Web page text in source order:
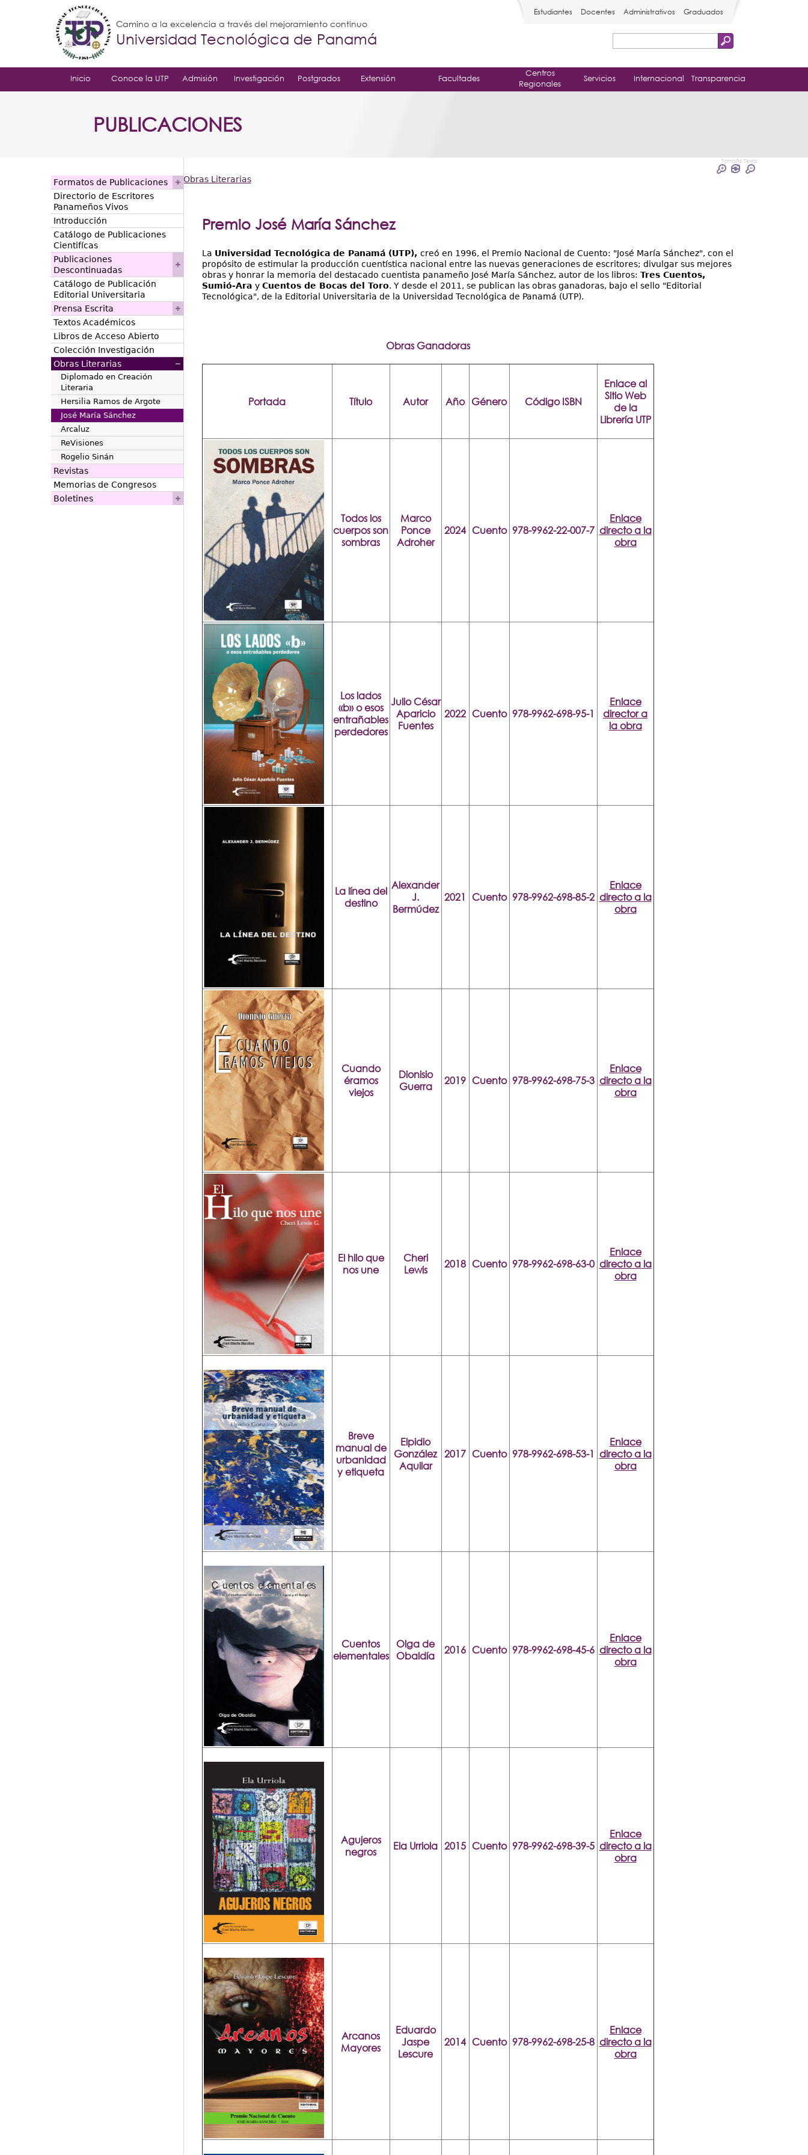
de
Estudiantes Docentes Administrativos Graduados
Camino a la excelencia a través del mejoramiento continuo
Universidad Tecnológica de Panamá
Inicio Conoce la UTP Admisión Investigación Postgrados Extensión Facultades
Centros
Regionales
Servicios Internacional Transparencia
PUBLICACIONES
Tamaño Texto
está
Obras Literarias
Premio José María Sánchez
La Universidad Tecnológica de Panamá (UTP), creó en 1996, el Premio Nacional de Cuento: "José María Sánchez", con el
propósito de estimular la producción cuentística nacional entre las nuevas generaciones de escritores; divulgar sus mejores
obras y honrar la memoria del destacado cuentista panameño José María Sánchez, autor de los libros: Tres Cuentos,
Sumió-Ara y Cuentos de Bocas del Toro. Y desde el 2011, se publican las obras ganadoras, bajo el sello "Editorial
Tecnológica", de la Editorial Universitaria de la Universidad Tecnológica de Panamá (UTP).
Obras Ganadoras
Portada Título Autor Año Género Código ISBN
Enlace al
Sitio Web
de la
Librería UTP
Todos los
cuerpos son
sombras
Marco
Ponce
Adroher
2024 Cuento 978-9962-22-007-7
Enlace
directo a la
obra
Los lados
«b» o esos
entrañables
perdedores
Julio César
Aparicio
Fuentes
2022 Cuento 978-9962-698-95-1
Enlace
director a
la obra
La línea del
destino
Alexander
J.
Bermúdez
2021 Cuento 978-9962-698-85-2
Enlace
directo a la
obra
Cuando
éramos
viejos
Dionisio
Guerra
2019 Cuento 978-9962-698-75-3
Enlace
directo a la
obra
El hilo que
nos une
Cheri
Lewis
2018 Cuento 978-9962-698-63-0
Enlace
directo a la
obra
Breve
manual de
urbanidad
y etiqueta
Elpidio
González
Aquilar
2017 Cuento 978-9962-698-53-1
Enlace
directo a la
obra
Cuentos
elementales
Olga de
Obaldía
2016 Cuento 978-9962-698-45-6
Enlace
directo a la
obra
Agujeros
negros
Ela Urriola 2015 Cuento 978-9962-698-39-5
Enlace
directo a la
obra
Arcanos
Mayores
Eduardo
Jaspe
Lescure
2014 Cuento 978-9962-698-25-8
Enlace
directo a la
obra
Formatos de Publicaciones
Directorio de Escritores
Panameños Vivos
Introducción
Catálogo de Publicaciones
Cientifícas
Publicaciones
Descontinuadas
Catálogo de Publicación
Editorial Universitaria
Prensa Escrita
Textos Académicos
Libros de Acceso Abierto
Colección Investigación
Obras Literarias
Diplomado en Creación
Literaria
Hersilia Ramos de Argote
José María Sánchez
Arcaluz
ReVisiones
Rogelio Sinán
Revistas
Memorias de Congresos
Boletines